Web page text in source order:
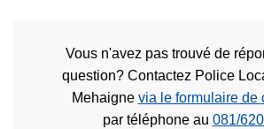
Vous n'avez pas trouvé de
question? Contactez Police
Mehaigne via le formulaire de
par téléphone au 081/